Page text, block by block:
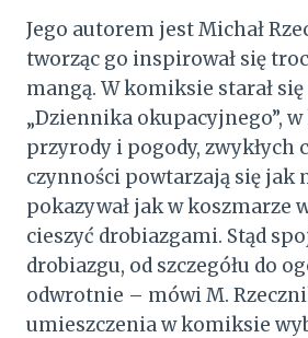
Jego autorem jest Michał
tworząc go inspirował się
mangą. W komiksie starał
„Dziennika okupacyjnego”,
przyrody i pogody, zwykłych
czynności powtarzają się jak
pokazywał jak w koszmarze
cieszyć drobiazgami. Stąd
drobiazgu, od szczegółu do
odwrotnie – mówi M.
umieszczenia w komiksie